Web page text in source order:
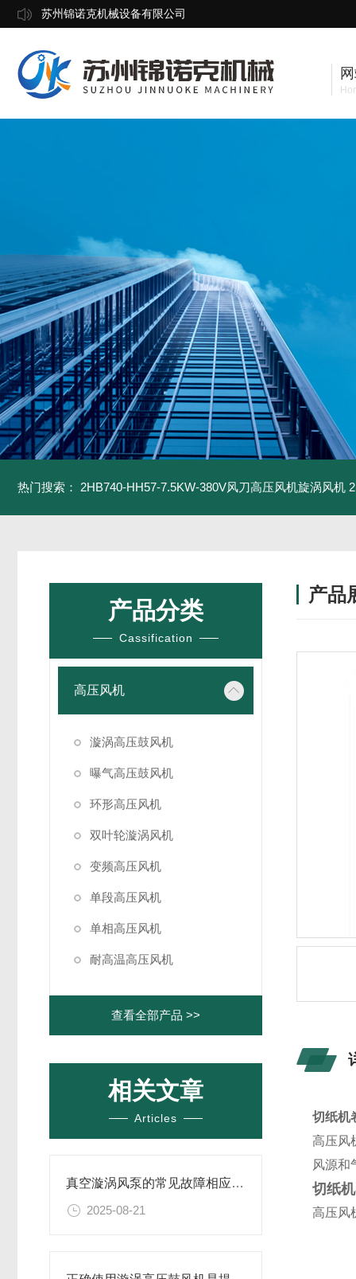
苏州锦诺克机械设备有限公司
热门搜索： 2HB740-HH57-7.5KW-380V风刀高压风机旋涡风机
产品分类
Cassification
高压风机
漩涡高压鼓风机
曝气高压鼓风机
环形高压风机
双叶轮漩涡风机
变频高压风机
单段高压风机
单相高压风机
耐高温高压风机
查看全部产品 >>
相关文章
Articles
真空漩涡风泵的常见故障相应解决方案分享
2025-08-21
产品
切纸机
高压风
风源和
切纸
高压风